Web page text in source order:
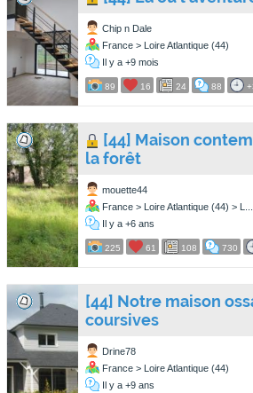
Chip n Dale
France > Loire Atlantique (44)
Il y a +9 mois
89 16 24 88
[44] Maison
la forêt
mouette44
France > Loire Atlantique (44) > L...
Il y a +6 ans
225 61 108 730
[44] Notre maison
coursives
Drine78
France > Loire Atlantique (44)
Il y a +9 ans